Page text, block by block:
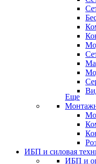
Еще
ИБП и силовая
ИБП и